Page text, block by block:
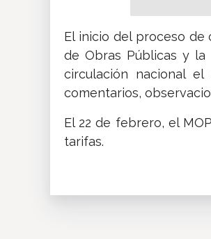
El inicio del proceso de
de Obras Públicas y la
circulación nacional
comentarios,
El 22 de febrero, el
tarifas.